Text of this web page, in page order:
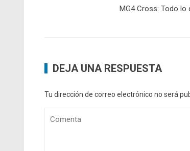
MG4 Cross: Todo lo
DEJA UNA RESPUESTA
Tu dirección de correo electrónico no será